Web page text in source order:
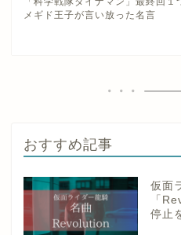
メギド王子が言い放った名言
おすすめ記事
仮面
「
停止